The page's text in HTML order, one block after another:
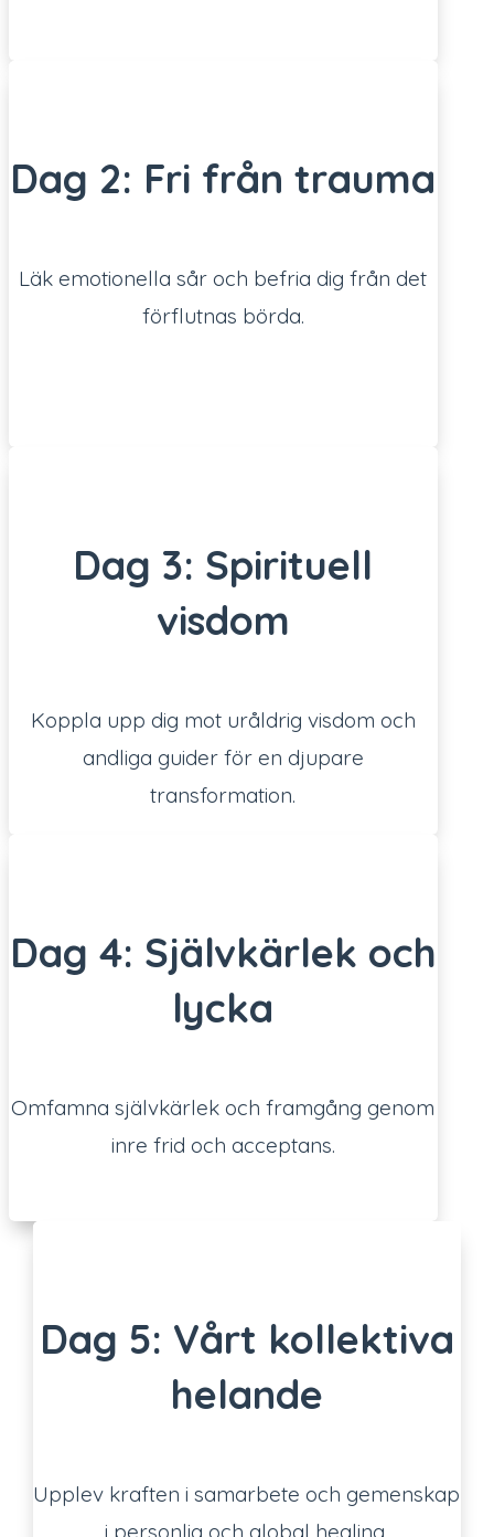
Dag 2: Fri från trauma
Läk emotionella sår och befria dig från det
förflutnas börda.
Dag 3: Spirituell
visdom
Koppla upp dig mot uråldrig visdom och
andliga guider för en djupare
transformation.
Dag 4: Självkärlek och
lycka
Omfamna självkärlek och framgång genom
inre frid och acceptans.
Dag 5: Vårt kollektiva
helande
Upplev kraften i samarbete och gemenskap
i personlig och global healing.